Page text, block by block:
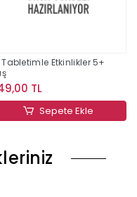
Tabletimle Etkinlikler 5+
TL
Sepete Ekle